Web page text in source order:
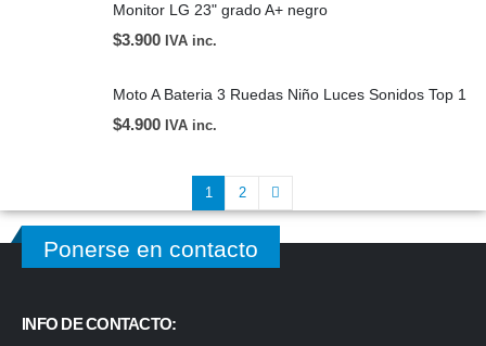
Monitor LG 23" grado A+ negro
$3.900 IVA inc.
Moto A Bateria 3 Ruedas Niño Luces Sonidos Top 1
$4.900 IVA inc.
1 2
Ponerse en contacto
INFO DE CONTACTO: